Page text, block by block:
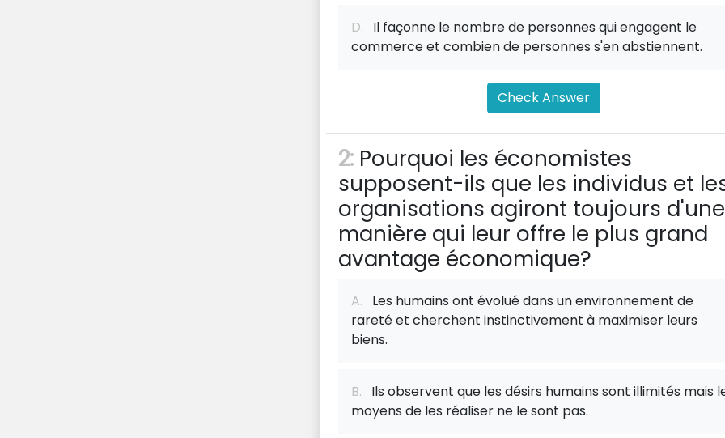
D. Il façonne le nombre de personnes qui engagent le
commerce et combien de personnes s'en abstiennent.
Check Answer
2: Pourquoi les économistes
supposent-ils que les individus et
organisations agiront toujours d'une
manière qui leur offre le plus grand
avantage économique?
A. Les humains ont évolué dans un environnement de
rareté et cherchent instinctivement à maximiser leurs
biens.
B. Ils observent que les désirs humains sont illimités mais
moyens de les réaliser ne le sont pas.